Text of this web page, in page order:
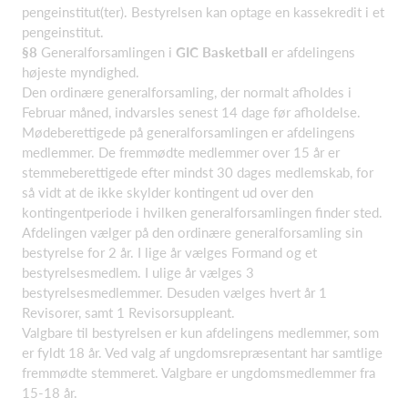
pengeinstitut(ter). Bestyrelsen kan optage en kassekredit i et
pengeinstitut.
§8 Generalforsamlingen i GIC Basketball er afdelingens
højeste myndighed.
Den ordinære generalforsamling, der normalt afholdes i
Februar måned, indvarsles senest 14 dage før afholdelse.
Mødeberettigede på generalforsamlingen er afdelingens
medlemmer. De fremmødte medlemmer over 15 år er
stemmeberettigede efter mindst 30 dages medlemskab, for
så vidt at de ikke skylder kontingent ud over den
kontingentperiode i hvilken generalforsamlingen finder sted.
Afdelingen vælger på den ordinære generalforsamling sin
bestyrelse for 2 år. I lige år vælges Formand og et
bestyrelsesmedlem. I ulige år vælges 3
bestyrelsesmedlemmer. Desuden vælges hvert år 1
Revisorer, samt 1 Revisorsuppleant.
Valgbare til bestyrelsen er kun afdelingens medlemmer, som
er fyldt 18 år. Ved valg af ungdomsrepræsentant har samtlige
fremmødte stemmeret. Valgbare er ungdomsmedlemmer fra
15-18 år.